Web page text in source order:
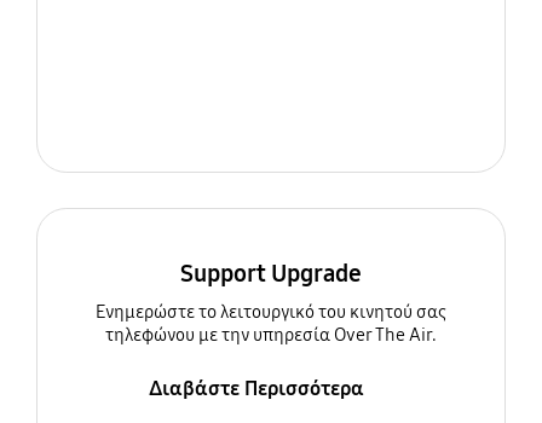
Support Upgrade
Ενημερώστε τo λειτουργικό του κινητού σας
τηλεφώνου με την υπηρεσία Over The Air.
Διαβάστε Περισσότερα